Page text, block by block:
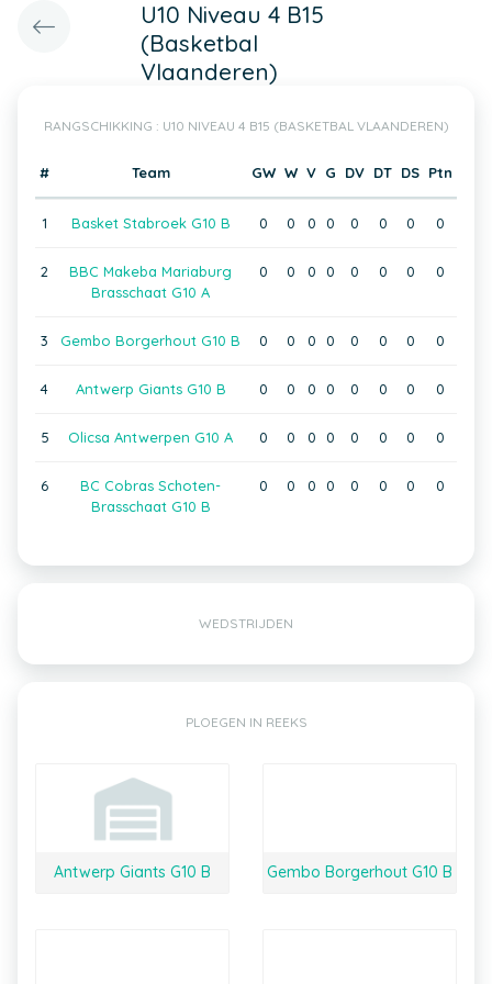
U10 Niveau 4 B15
(Basketbal
Vlaanderen)
RANGSCHIKKING : U10 NIVEAU 4 B15 (BASKETBAL VLAANDEREN)
# Team GW W V G DV DT DS Ptn
1 Basket Stabroek G10 B 0 0 0 0 0 0 0 0
2
BBC Makeba Mariaburg
Brasschaat G10 A
0 0 0 0 0 0 0 0
3 Gembo Borgerhout G10 B 0 0 0 0 0 0 0 0
4 Antwerp Giants G10 B 0 0 0 0 0 0 0 0
5 Olicsa Antwerpen G10 A 0 0 0 0 0 0 0 0
6
BC Cobras Schoten-
Brasschaat G10 B
0 0 0 0 0 0 0 0
WEDSTRIJDEN
PLOEGEN IN REEKS
Antwerp Giants G10 B Gembo Borgerhout G10 B